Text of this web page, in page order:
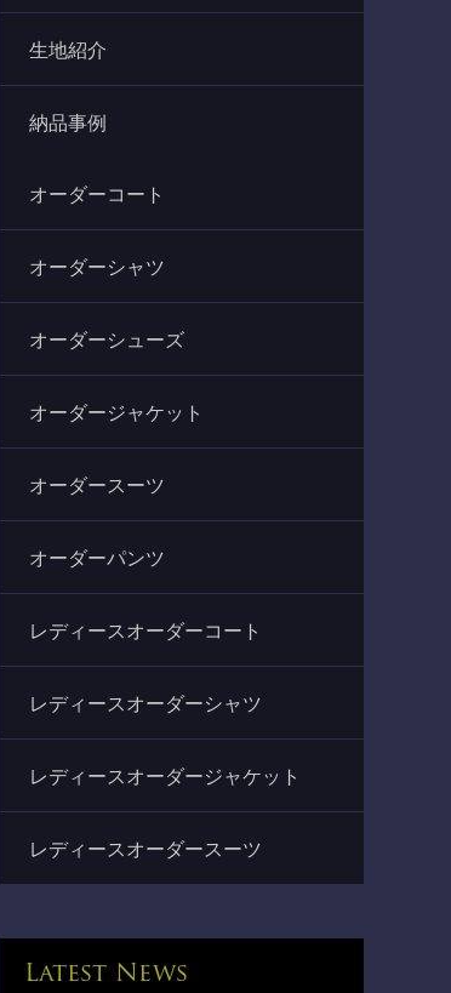
生地紹介
納品事例
オーダーコート
オーダーシャツ
オーダーシューズ
オーダージャケット
オーダースーツ
オーダーパンツ
レディースオーダーコート
レディースオーダーシャツ
レディースオーダージャケット
レディースオーダースーツ
Latest News